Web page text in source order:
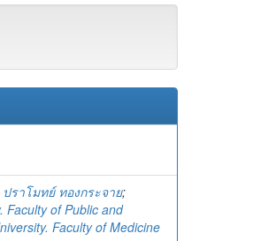
ปราโมทย์ ทองกระจาย;
Faculty of Public and
Faculty of Medicine